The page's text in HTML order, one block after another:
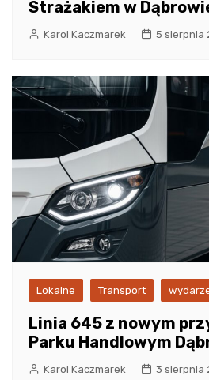
Strażakiem w
Karol Kaczmarek 5 sierpnia
Lokalne Transport
Linia 645 z nowym
Parku Handlowym
Karol Kaczmarek 3 sierpnia